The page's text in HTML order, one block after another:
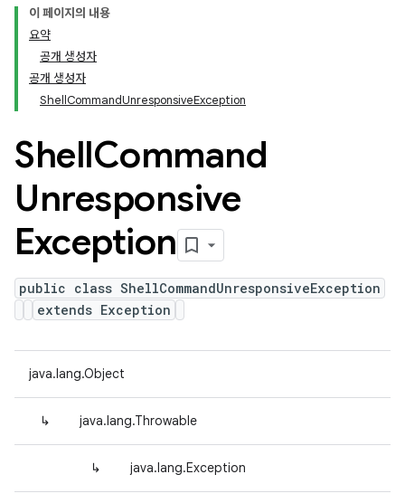
이 페이지의 내용
요약
공개 생성자
공개 생성자
ShellCommandUnresponsiveException
ShellCommand
Unresponsive
Exception
public class ShellCommandUnresponsiveException
extends Exception
java.lang.Object
↳ java.lang.Throwable
↳ java.lang.Exception